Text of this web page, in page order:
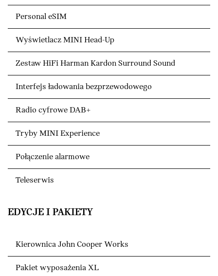
Personal eSIM
Wyświetlacz MINI Head-Up
Zestaw HiFi Harman Kardon Surround Sound
Interfejs ładowania bezprzewodowego
Radio cyfrowe DAB+
Tryby MINI Experience
Połączenie alarmowe
Teleserwis
EDYCJE I PAKIETY
Kierownica John Cooper Works
Pakiet wyposażenia XL